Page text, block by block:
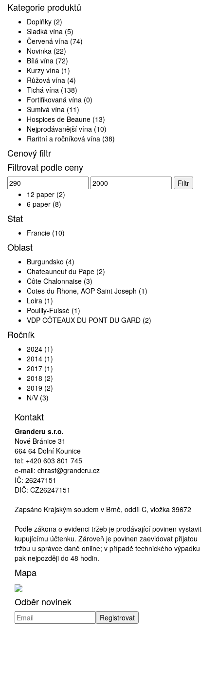
Kategorie produktů
Doplňky (2)
Sladká vína (5)
Červená vína (74)
Novinka (22)
Bílá vína (72)
Kurzy vína (1)
Růžová vína (4)
Tichá vína (138)
Fortifikovaná vína (0)
Šumivá vína (11)
Hospices de Beaune (13)
Nejprodávanější vína (10)
Raritní a ročníková vína (38)
Cenový filtr
Filtrovat podle ceny
Minimální
cena
Maximální
cena
Filtr
12 paper (2)
6 paper (8)
Stat
Francie (10)
Oblast
Burgundsko (4)
Chateauneuf du Pape (2)
Côte Chalonnaise (3)
Cotes du Rhone, AOP Saint Joseph (1)
Loira (1)
Pouilly-Fuissé (1)
VDP CÔTEAUX DU PONT DU GARD (2)
Ročník
2024 (1)
2014 (1)
2017 (1)
2018 (2)
2019 (2)
N/V (3)
Kontakt
Grandcru s.r.o.
Nové Bránice 31
664 64 Dolní Kounice
tel: +420 603 801 745
e-mail: chrast@grandcru.cz
IČ: 26247151
DIČ: CZ26247151
Zapsáno Krajským soudem v Brně, oddíl C, vložka 39672
Podle zákona o evidenci tržeb je prodávající povinen vystavit
kupujícímu účtenku. Zároveň je povinen zaevidovat přijatou
tržbu u správce daně online; v případě technického výpadku
pak nejpozději do 48 hodin.
Mapa
Odběr novinek